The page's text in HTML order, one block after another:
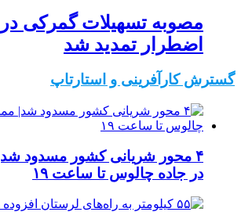
مصوبه تسهیلات گمرکی
اضطرار تمدید شد
گسترش کارآفرینی و استارتاپ
۴ محور شریانی کشور مسدود
در جاده چالوس تا ساعت ۱۹